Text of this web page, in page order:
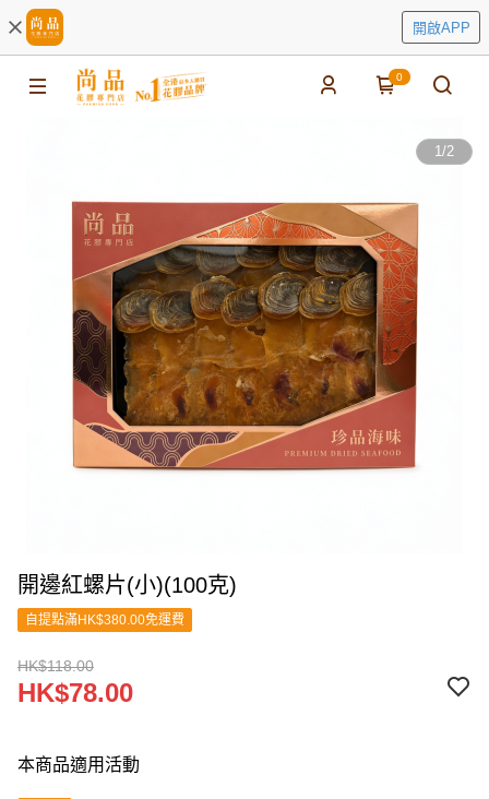
開啟APP
0
1/2
開邊紅螺片(小)(100克)
自提點滿HK$380.00免運費
HK$118.00
HK$78.00
本商品適用活動